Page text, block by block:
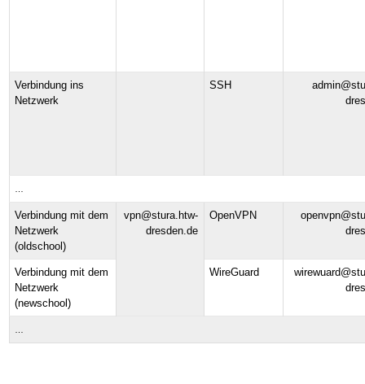
Verbindung ins
Netzwerk
SSH
Verbindung mit dem
Netzwerk
(oldschool)
vpn@stura.htw-
dresden.de
OpenVPN
Verbindung mit dem
Netzwerk
(newschool)
WireGuard